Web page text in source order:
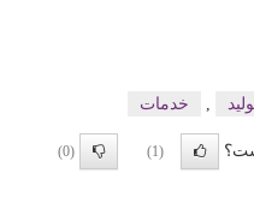
خدمات
(1)
(0)